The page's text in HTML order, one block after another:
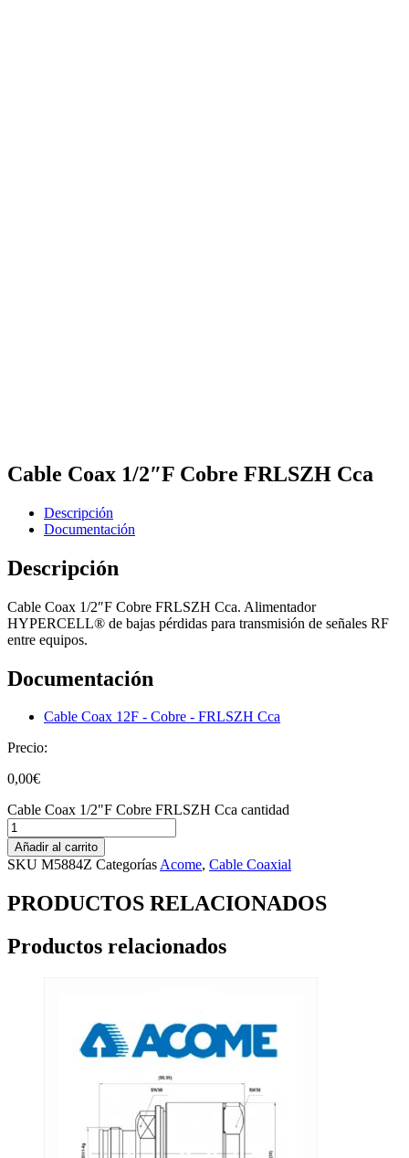
Cable Coax 1/2″F Cobre FRLSZH Cca
Descripción
Documentación
Descripción
Cable Coax 1/2″F Cobre FRLSZH Cca. Alimentador
HYPERCELL® de bajas pérdidas para transmisión de señales RF
entre equipos.
Documentación
Cable Coax 12F - Cobre - FRLSZH Cca
Precio:
0,00€
Cable Coax 1/2"F Cobre FRLSZH Cca cantidad
Añadir al carrito
SKU M5884Z CategoríasAcome, Cable Coaxial
PRODUCTOS RELACIONADOS
Productos relacionados